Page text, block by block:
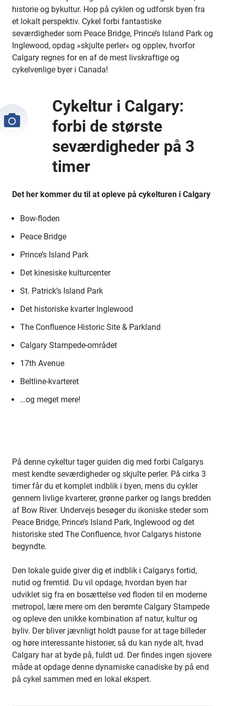
historie og bykultur. Hop på cyklen og udforsk byen fra
et lokalt perspektiv. Cykel forbi fantastiske
seværdigheder som Peace Bridge, Prince’s Island Park og
Inglewood, opdag »skjulte perler« og opplev, hvorfor
Calgary regnes for en af de mest livskraftige og
cykelvenlige byer i Canada!
Cykeltur i Calgary:
forbi de største
seværdigheder på 3
timer
Det her kommer du til at opleve på cykelturen i Calgary
Bow-floden
Peace Bridge
Prince’s Island Park
Det kinesiske kulturcenter
St. Patrick’s Island Park
Det historiske kvarter Inglewood
The Confluence Historic Site & Parkland
Calgary Stampede-området
17th Avenue
Beltline-kvarteret
…og meget mere!
På denne cykeltur tager guiden dig med forbi Calgarys
mest kendte seværdigheder og skjulte perler. På cirka 3
timer får du et komplet indblik i byen, mens du cykler
gennem livlige kvarterer, grønne parker og langs bredden
af Bow River. Undervejs besøger du ikoniske steder som
Peace Bridge, Prince’s Island Park, Inglewood og det
historiske sted The Confluence, hvor Calgarys historie
begyndte.
Den lokale guide giver dig et indblik i Calgarys fortid,
nutid og fremtid. Du vil opdage, hvordan byen har
udviklet sig fra en bosættelse ved floden til en moderne
metropol, lære mere om den berømte Calgary Stampede
og opleve den unikke kombination af natur, kultur og
byliv. Der bliver jævnligt holdt pause for at tage billeder
og høre interessante historier, så du kan nyde alt, hvad
Calgary har at byde på, fuldt ud. Der findes ingen sjovere
måde at opdage denne dynamiske canadiske by på end
på cykel sammen med en lokal ekspert.